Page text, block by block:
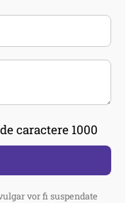
caractere 1000
vor fi suspendate